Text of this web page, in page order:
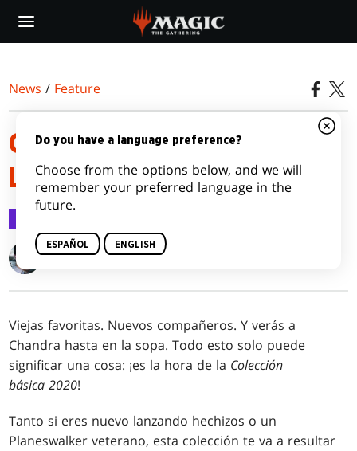
main
News / Feature
GUÍA DE LA PRESENTACIÓN DE
LA COLECCIÓN BÁSICA 2020
Gavin Verhey
Viejas favoritas. Nuevos compañeros. Y verás a
Chandra hasta en la sopa. Todo esto solo puede
significar una cosa: ¡es la hora de la Colección
básica 2020!
Tanto si eres nuevo lanzando hechizos o un
Planeswalker veterano, esta colección te va a resultar
Do you have a language preference?
Choose from the options below, and we will
remember your preferred language in the
future.
ESPAÑOL ENGLISH